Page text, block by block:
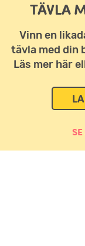
TÄVLA
Vinn en
tävla med din
Läs mer här